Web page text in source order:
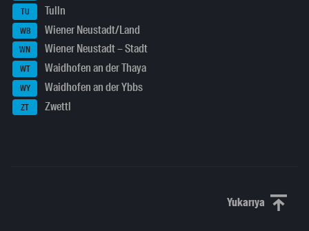
TU Tulln
WB Wiener Neustadt/Land
WN Wiener Neustadt – Stadt
WT Waidhofen an der Thaya
WY Waidhofen an der Ybbs
ZT Zwettl
YukarıyaYukarı